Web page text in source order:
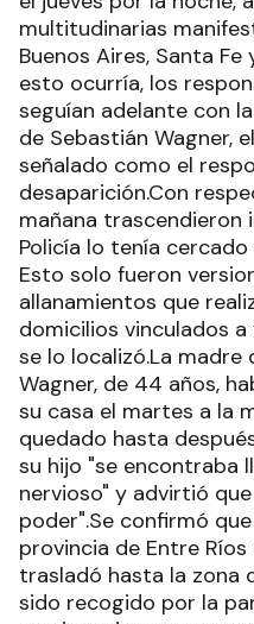
multitudinarias
Buenos Aires, Santa
esto ocurría, los
seguían adelante con
de Sebastián Wagner,
señalado como el
desaparición.Con
mañana trascendieron
Policía lo tenía
Esto solo fueron
allanamientos que
domicilios vinculados
se lo localizó.La madre
Wagner, de 44 años,
su casa el martes a la
quedado hasta
su hijo "se encontraba
nervioso" y advirtió
poder".Se confirmó
provincia de Entre
trasladó hasta la zona
sido recogido por la